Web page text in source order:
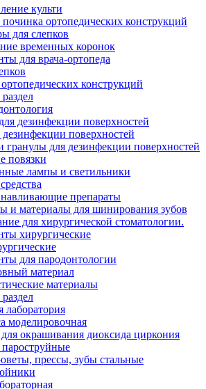
культи
починка ортопедических конструкций
для слепков
временных коронок
для врача-ортопеда
конструкций
дезинфекции поверхностей
поверхностей
гранулы для дезинфекции поверхностей
повязки
лампы и светильники
препараты
и материалы для шинирования зубов
для хирургической стоматологии.
хирургические
для пародонтологии
материал
материалы
лаборатория
моделировочная
окрашивания диоксида циркония
прессы, зубы стальные